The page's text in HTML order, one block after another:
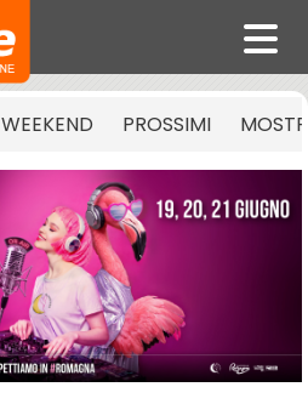
WEEKEND PROSSIMI